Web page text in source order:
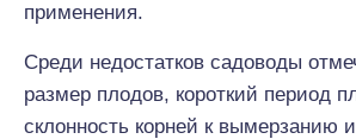
применения.
Среди недостатков садоводы
размер плодов, короткий период
склонность корней к вымерзанию